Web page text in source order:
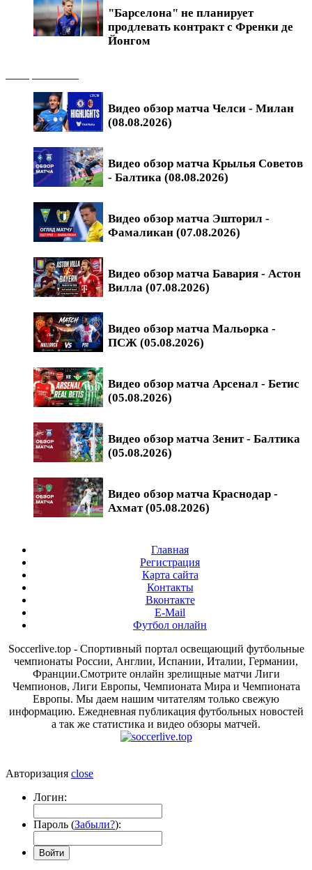
"Барселона" не планирует
продлевать контракт с Френки де
Йонгом
Видео обзор матча Челси - Милан
(08.08.2026)
Видео обзор матча Крылья Советов
- Балтика (08.08.2026)
Видео обзор матча Эшторил -
Фамаликан (07.08.2026)
Видео обзор матча Бавария - Астон
Вилла (07.08.2026)
Видео обзор матча Мальорка -
ПСЖ (05.08.2026)
Видео обзор матча Арсенал - Бетис
(05.08.2026)
Видео обзор матча Зенит - Балтика
(05.08.2026)
Видео обзор матча Краснодар -
Ахмат (05.08.2026)
Главная
Регистрация
Карта сайта
Контакты
Вконтакте
E-Mail
Футбол онлайн
Soccerlive.top - Спортивный портал освещающий футбольные
чемпионаты России, Англии, Испании, Италии, Германии,
Франции.Смотрите онлайн зрелищные матчи Лиги
Чемпионов, Лиги Европы, Чемпионата Мира и Чемпионата
Европы. Мы даем нашим читателям только свежую
информацию. Ежедневная публикация футбольных новостей
а так же статистика и видео обзоры матчей.
Авторизация close
Логин:
Пароль (Забыли?):
Войти